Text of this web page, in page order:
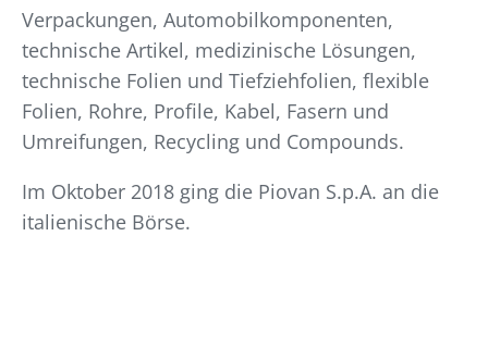
Verpackungen, Automobilkomponenten,
technische Artikel, medizinische Lösungen,
technische Folien und Tiefziehfolien, flexible
Folien, Rohre, Profile, Kabel, Fasern und
Umreifungen, Recycling und Compounds.
Im Oktober 2018 ging die Piovan S.p.A. an die
italienische Börse.